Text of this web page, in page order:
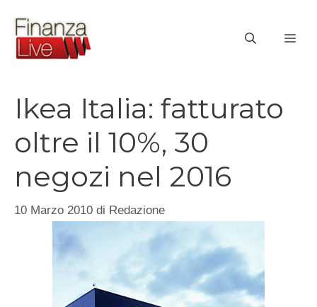
contenuto
Ikea Italia: fatturato
oltre il 10%, 30
negozi nel 2016
10 Marzo 2010 di Redazione